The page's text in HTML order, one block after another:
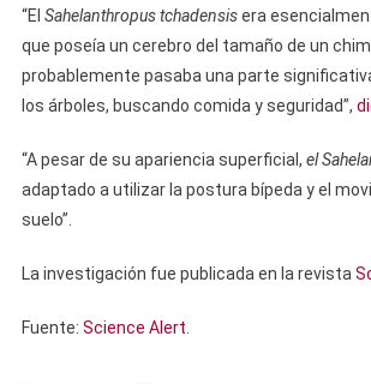
“El Sahelanthropus tchadensisera
que poseía un cerebro del tamaño de un
probablemente pasaba una parte
los árboles, buscando comida y seguridad”,
“A pesar de su apariencia superficial, el
adaptado a utilizar la postura bípeda y el
suelo”.
La investigación fue publicada en la revista
Fuente: Science Alert